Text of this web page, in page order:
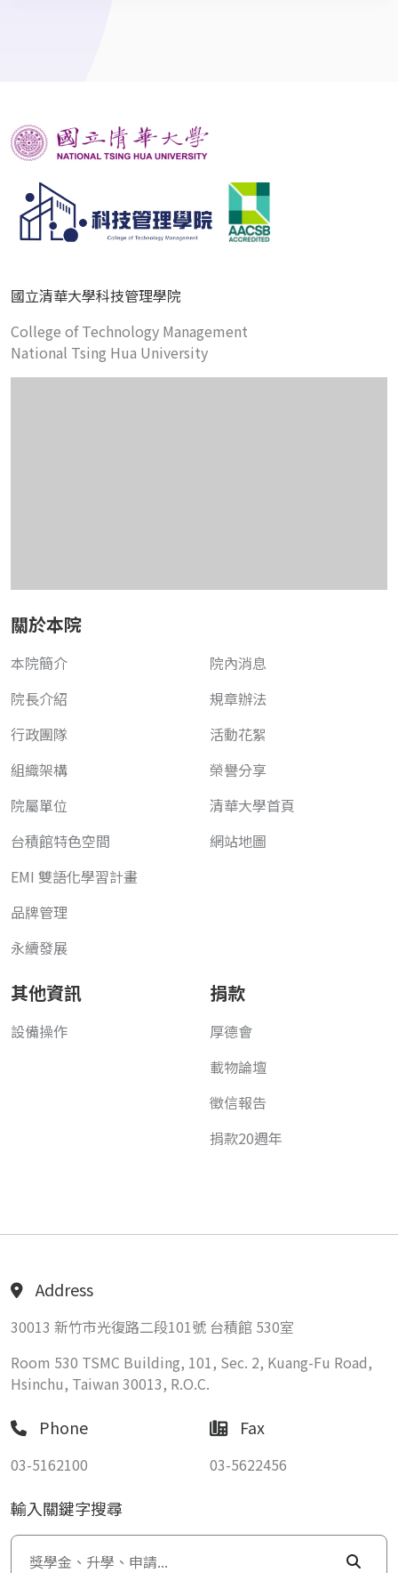
國立清華大學科技管理學院
College of Technology Management
National Tsing Hua University
關於本院
本院簡介
院長介紹
行政團隊
組織架構
院屬單位
台積館特色空間
EMI 雙語化學習計畫
品牌管理
永續發展
院內消息
規章辦法
活動花絮
榮譽分享
清華大學首頁
網站地圖
其他資訊
設備操作
捐款
厚德會
載物論壇
徵信報告
捐款20週年
Address
30013 新竹市光復路二段101號 台積館 530室
Room 530 TSMC Building, 101, Sec. 2, Kuang-Fu Road,
Hsinchu, Taiwan 30013, R.O.C.
Phone
03-5162100
Fax
03-5622456
輸入關鍵字搜尋